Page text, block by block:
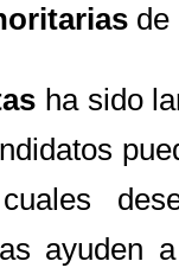
de
ha sido
ayuden